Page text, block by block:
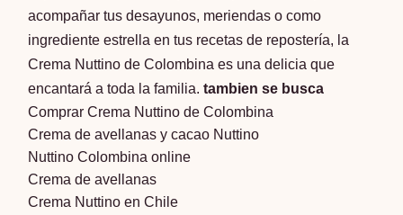
acompañar tus desayunos, meriendas o como
ingrediente estrella en tus recetas de repostería, la
Crema Nuttino de Colombina es una delicia que
encantará a toda la familia.tambien se busca
Comprar Crema Nuttino de Colombina
Crema de avellanas y cacao Nuttino
Nuttino Colombina online
Crema de avellanas
Crema Nuttino en Chile